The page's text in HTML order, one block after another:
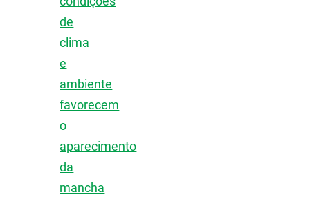
de
clima
e
ambiente
favorecem
o
aparecimento
da
mancha